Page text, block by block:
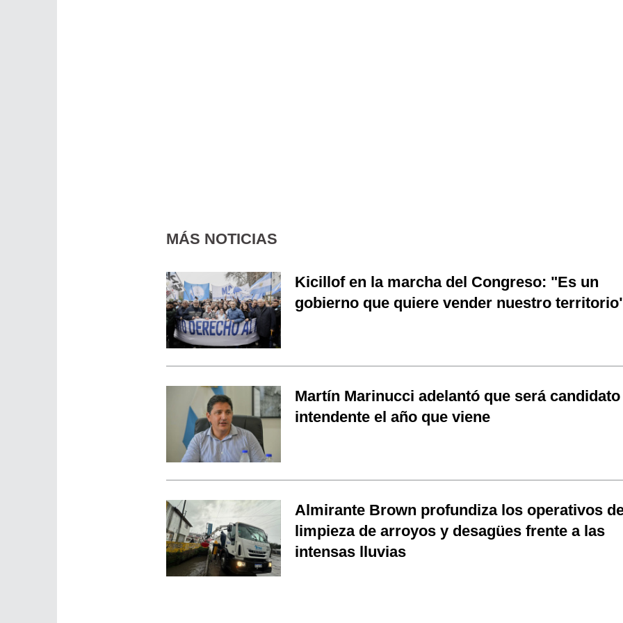
MÁS NOTICIAS
Kicillof en la marcha del Congreso: "Es un
gobierno que quiere vender nuestro
Martín Marinucci adelantó que será candidato
intendente el año que viene
Almirante Brown profundiza los operativos
limpieza de arroyos y desagües frente a las
intensas lluvias